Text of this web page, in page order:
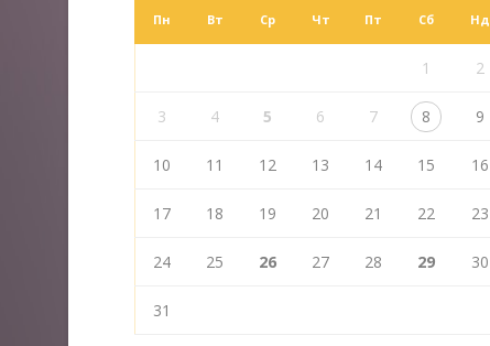
Пн Вт Ср Чт Пт Сб Нд
1 2
3 4 5 6 7 8 9
10 11 12 13 14 15 16
17 18 19 20 21 22 23
24 25 26 27 28 29 30
31